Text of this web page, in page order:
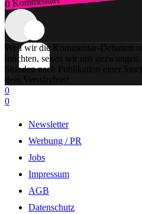
Zum Login
Weil wir die Kommentar-Debatten
möchten, sehen wir uns
Stunden nach Publikation einer
dein Verständnis!
0
0
Newsletter
Werbung / PR
Jobs
Impressum
AGB
Datenschutz